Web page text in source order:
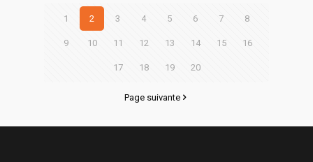
1 2 3 4 5 6 7 8
9 10 11 12 13 14 15 16
17 18 19 20
Page suivante